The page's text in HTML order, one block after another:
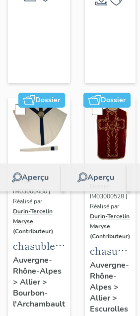
Dossier
Aperçu
Dossier
IM03000480 |
Réalisé par
Durin-Tercelin
Maryse
(Contributeur)
chasuble,
étole,
ornement
blanc n°2
Auvergne-
Rhône-Alpes
> Allier>
Bourbon-
l'Archambault
Dossier
Aperçu
IM03000528 |
Réalisé par
Durin-Tercelin
Maryse
(Contributeur)
chasuble,
étole,
manipule,
voile de
calice,
Auvergne-
Rhône-
Alpes>
Allier>
Escurolles